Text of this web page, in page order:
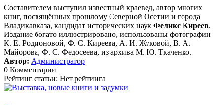
Составителем выступил известный краевед, автор многих
книг, посвящённых прошлому Северной Осетии и города
Владикавказа, кандидат исторических наук Феликс Киреев.
Издание богато иллюстрировано, использованы фотографии
К. Е. Родионовой, Ф. С. Киреева, А. И. Жуковой, В. А.
Майорова, Ф. С. Федосеева, из архива М. Ю. Ткаченко.
Автор: Администратор
0 Комментарии
Рейтинг статьи: Нет рейтинга